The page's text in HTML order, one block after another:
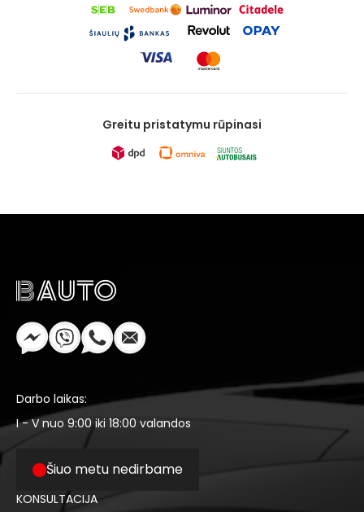
Greitu pristatymu rūpinasi
Darbo laikas:
I - V nuo 9:00 iki 18:00 valandos
Šiuo metu nedirbame
KONSULTACIJA